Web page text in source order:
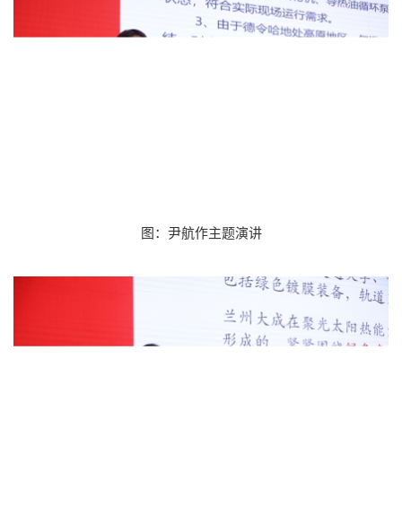
图：尹航作主题演讲